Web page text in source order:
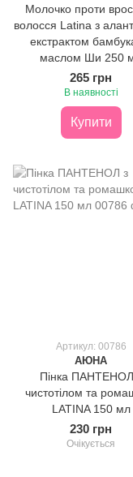
Молочко проти
волосся Latina з
екстрактом
маслом Ши 250
265 грн
В наявності
Купити
Артикул: 00786
АЮНА
Пінка
чистотілом та
LATINA 150 мл
230 грн
Очікується